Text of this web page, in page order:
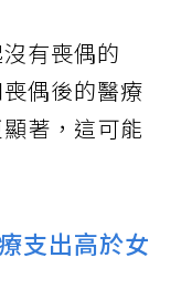
有喪偶的
偶後的醫療
著，這可能
支出高於女